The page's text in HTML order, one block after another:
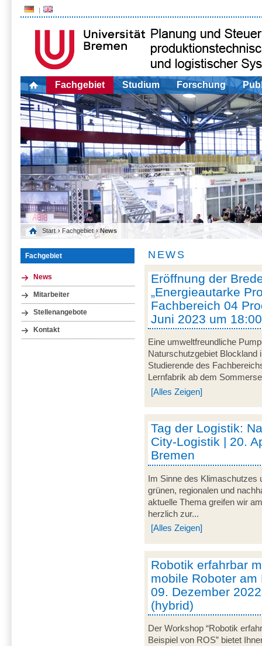
Fachgebiet Studium Forschung
Start › Fachgebiet › News
Fachgebiet
News
Mitarbeiter
Stellenangebote
Kontakt
NEWS
Eröffnung der
„Energieautarke
Fachbereich 04
Juni 2023 um
Eine umweltfreundliche
Naturschutzgebiet Blockland
Studierende des
Lernfabrik ab dem
[Alles Zeigen]
Tag der Logistik:
City-Logistik | 20.
Bremen
Im Sinne des Klimaschutzes
grünen, regionalen und
aktuelle Thema greifen wir
herzlich zur...
[Alles Zeigen]
Robotik erfahrbar
mobile Roboter
09. Dezember
(hybrid)
Der Workshop “Robotik
Beispiel von ROS” bietet